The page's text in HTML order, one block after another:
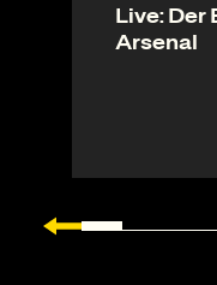
Live: Der
Arsenal